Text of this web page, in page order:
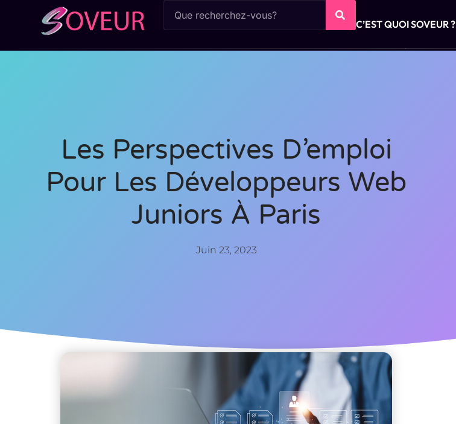
C’EST QUOI SOVEUR ?
Les Perspectives D’emploi
Pour Les Développeurs Web
Juniors À Paris
Juin 23, 2023